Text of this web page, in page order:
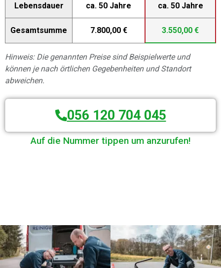
Lebensdauer ca. 50 Jahre ca. 50 Jahre
Gesamtsumme 7.800,00 € 3.550,00 €
Hinweis: Die genannten Preise sind Beispielwerte und
können je nach örtlichen Gegebenheiten und Standort
abweichen.
056 120 704 045
Auf die Nummer tippen um anzurufen!